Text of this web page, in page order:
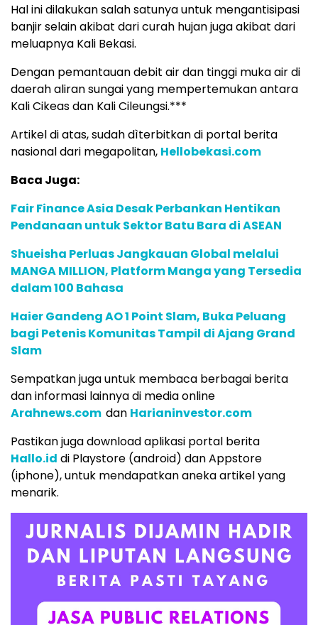
Hal ini dilakukan salah satunya untuk mengantisipasi
banjir selain akibat dari curah hujan juga akibat dari
meluapnya Kali Bekasi.
Dengan pemantauan debit air dan tinggi muka air di
daerah aliran sungai yang mempertemukan antara
Kali Cikeas dan Kali Cileungsi.***
Artikel di atas, sudah dìterbitkan di portal berita
nasional dari megapolitan, Hellobekasi.com
Baca Juga:
Fair Finance Asia Desak Perbankan Hentikan
Pendanaan untuk Sektor Batu Bara di ASEAN
Shueisha Perluas Jangkauan Global melalui
MANGA MILLION, Platform Manga yang Tersedia
dalam 100 Bahasa
Haier Gandeng AO 1 Point Slam, Buka Peluang
bagi Petenis Komunitas Tampil di Ajang Grand
Slam
Sempatkan juga untuk membaca berbagai berita
dan informasi lainnya di media online
Arahnews.com dan Harianinvestor.com
Pastikan juga download aplikasi portal berita
Hallo.id di Playstore (android) dan Appstore
(iphone), untuk mendapatkan aneka artikel yang
menarik.